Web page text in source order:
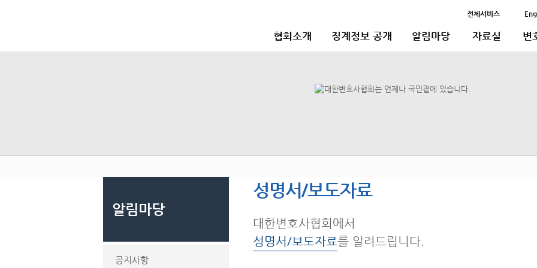
전체서비스
협회소개 징계정보 공개 알림마당 자료실 변
알림마당
공지사항
성명서/보도자료
대한변호사협회에서
성명서/보도자료를 알려드립니다.